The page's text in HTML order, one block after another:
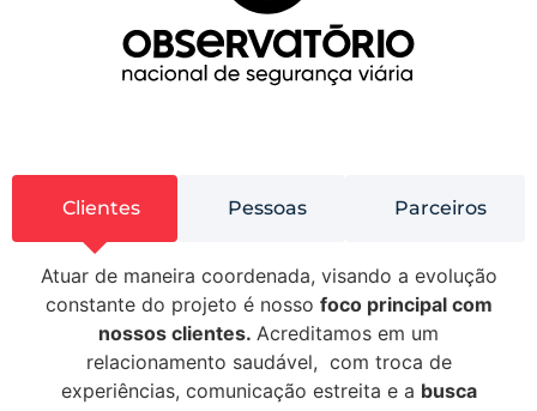
Clientes Pessoas Parceiros
Atuar de maneira coordenada, visando a evolução
constante do projeto é nosso foco principal com
nossos clientes. Acreditamos em um
relacionamento saudável, com troca de
experiências, comunicação estreita e a busca